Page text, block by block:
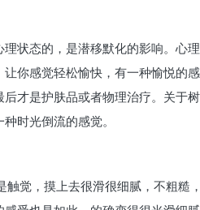
状态的，是潜移默化的影响。心
你感觉轻松愉快，有一种愉悦的
才是护肤品或者物理治疗。关于
时光倒流的感觉。
觉，摸上去很滑很细腻，不粗糙